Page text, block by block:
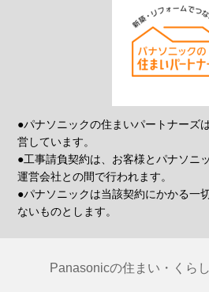
●パナソニックの住まいパートナーズ
営しています。
●工事請負契約は、お客様とパナソニ
運営会社との間で行われます。
●パナソニックは当該契約にかかる一
ないものとします。
Panasonicの住まい・くら